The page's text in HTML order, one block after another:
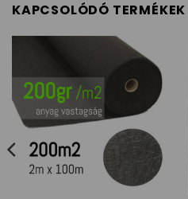
KAPCSOLÓDÓ TERMÉKEK